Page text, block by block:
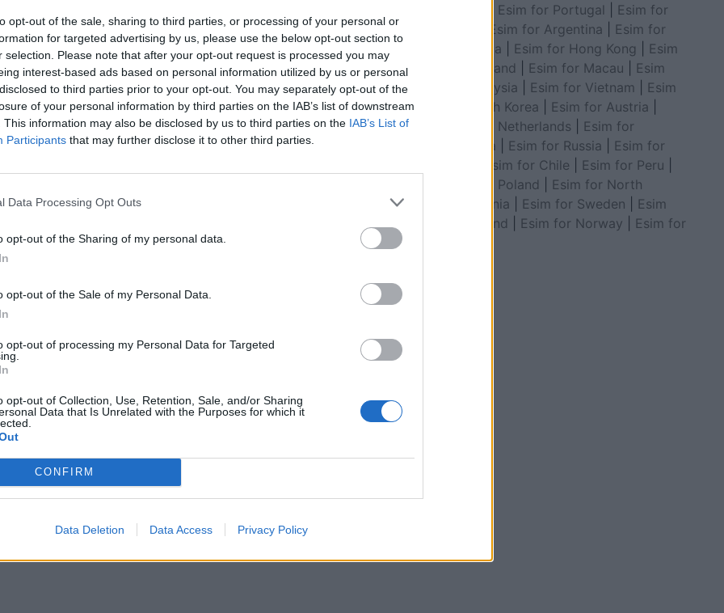
opt-out of the sale, sharing to third parties, or processing of your personal or
for targeted advertising by us, please use the below opt-out section to
selection. Please note that after your opt-out request is processed you may
interest-based ads based on personal information utilized by us or personal
to third parties prior to your opt-out. You may separately opt-out of the
of your personal information by third parties on the IAB’s list of downstream
This information may also be disclosed by us to third parties on the IAB’s List of
Participants that may further disclose it to other third parties.
Data Processing Opt Outs
opt-out of the Sharing of my personal data.
opt-out of the Sale of my Personal Data.
opt-out of processing my Personal Data for Targeted
opt-out of Collection, Use, Retention, Sale, and/or Sharing
Data that Is Unrelated with the Purposes for which it
CONFIRM
Data Deletion Data Access Privacy Policy
12 pikash që bën thirrje për një armëpushim
armëpushim me Ukrainën
liderëve?
Esim for Portugal
Esim for
Esim for Argentina
Esim for
Colombia
Esim for Hong Kong
Esim
for Thailand
Esim for Macau
Esim
for Malaysia
Esim for Vietnam
Esim
for South Korea
Esim for Austria
Esim for Netherlands
Esim for
Australia
Esim for Russia
Esim for
Esim for Chile Esim for Peru
Esim for Poland
Esim for North
Macedonia
Esim for Sweden
Esim
for Finland
Esim for Norway
Esim for